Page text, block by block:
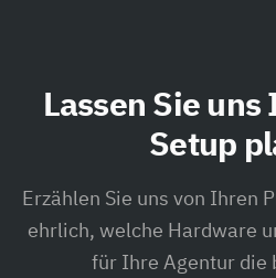
Lassen Sie
Setup
Erzählen Sie uns von Ihren
ehrlich, welche Hardware
für Ihre Agentur die